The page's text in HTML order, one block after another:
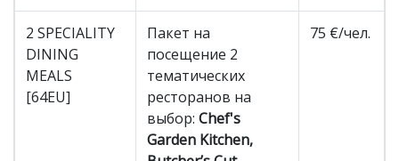
2 SPECIALITY
DINING
MEALS
[64EU]
Пакет на
посещение 2
тематических
ресторанов на
выбор: Chef's
Garden Kitchen,
75 €/чел.